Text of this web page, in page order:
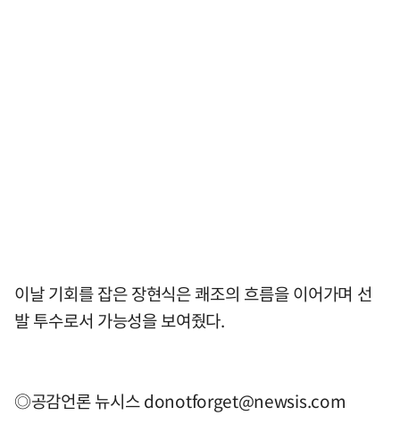
이날 기회를 잡은 장현식은 쾌조의 흐름을 이어가며 선
발 투수로서 가능성을 보여줬다.
◎공감언론 뉴시스donotforget@newsis.com